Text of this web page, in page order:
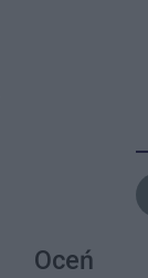
Oceń